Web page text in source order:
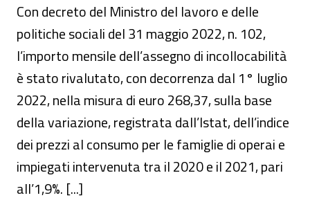
Con decreto del Ministro del lavoro e delle
politiche sociali del 31 maggio 2022, n. 102,
l’importo mensile dell’assegno di incollocabilità
è stato rivalutato, con decorrenza dal 1° luglio
2022, nella misura di euro 268,37, sulla base
della variazione, registrata dall’Istat, dell’indice
dei prezzi al consumo per le famiglie di operai e
impiegati intervenuta tra il 2020 e il 2021, pari
all’1,9%. [...]